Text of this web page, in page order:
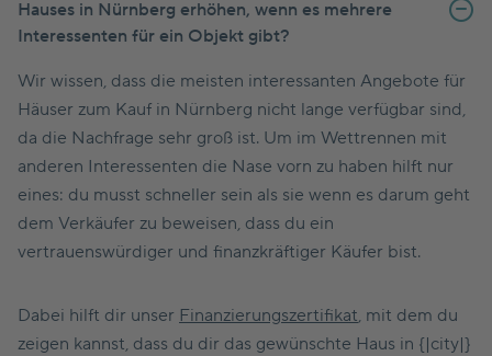
Hauses in Nürnberg erhöhen, wenn es mehrere
Interessenten für ein Objekt gibt?
Wir wissen, dass die meisten interessanten Angebote für
Häuser zum Kauf in Nürnberg nicht lange verfügbar sind,
da die Nachfrage sehr groß ist. Um im Wettrennen mit
anderen Interessenten die Nase vorn zu haben hilft nur
eines: du musst schneller sein als sie wenn es darum geht
dem Verkäufer zu beweisen, dass du ein
vertrauenswürdiger und finanzkräftiger Käufer bist.
Dabei hilft dir unser Finanzierungszertifikat, mit dem du
zeigen kannst, dass du dir das gewünschte Haus in {|city|}